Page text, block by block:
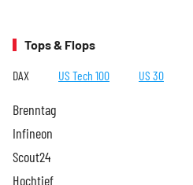
Tops & Flops
DAX US Tech 100 US 30
Brenntag
Infineon
Scout24
Hochtief